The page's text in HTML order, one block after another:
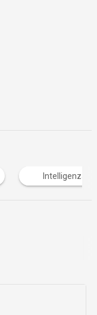
Intelligenza